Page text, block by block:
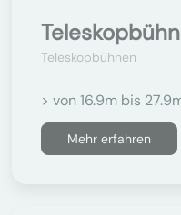
Teleskopbühnen
> von 16.9m bis
Mehr erfahren